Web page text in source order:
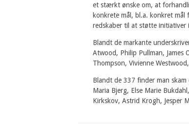
et stærkt ønske om, at
konkrete mål, bl.a. konkret mål
redskaber til at støtte initiativer
Blandt de markante
Atwood, Philip Pullman, James
Thompson, Vivienne
Blandt de 337 finder man
Maria Bjerg, Else Marie
Kirkskov, Astrid Krogh, Jesper